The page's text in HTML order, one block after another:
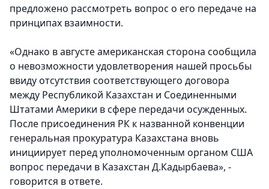
предложено рассмотреть вопрос о его передаче на
принципах взаимности.
«Однако в августе американская сторона сообщила
о невозможности удовлетворения нашей просьбы
ввиду отсутствия соответствующего договора
между Республикой Казахстан и Соединенными
Штатами Америки в сфере передачи осужденных.
После присоединения РК к названной конвенции
генеральная прокуратура Казахстана вновь
инициирует перед уполномоченным органом США
вопрос передачи в Казахстан Д.Кадырбаева», -
говорится в ответе.